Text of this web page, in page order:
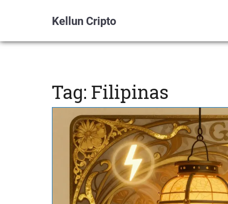
Kellun Cripto
Tag: Filipinas